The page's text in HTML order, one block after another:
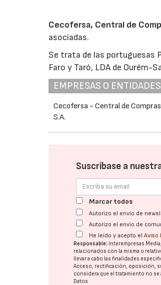
Cecofersa, Central de
asociadas.
Se trata de las portuguesas
Faroy Taró, LDA de Ourém-
EMPRESAS O
Cecofersa - Central de
S.A.
Suscríbase a
Marcar todos
Autorizo el envío de
Autorizo el envío de
He leído y acepto elAviso
Responsable: Interempresas
relacionados con la misma o
llevar a cabo las finalidades
Acceso, rectificación, oposición,
considera que el tratamiento no se
Datos